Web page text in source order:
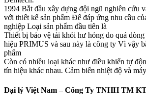
1994 Bắt đầu xây dựng đội ngũ nghiên cứu
với thiết kế sản phẩm Để đáp ứng nhu cầu
nghiệp Loại sản phẩm đầu tiên là
Thiết bị bảo vệ tải khỏi hư hỏng do quá
hiệu PRIMUS và sau này là công ty Vì vậy
phẩm
Còn có nhiều loại khác như điều khiển tự
tín hiệu khác nhau. Cảm biến nhiệt độ và
Đại lý Việt Nam – Công Ty TNHH TM